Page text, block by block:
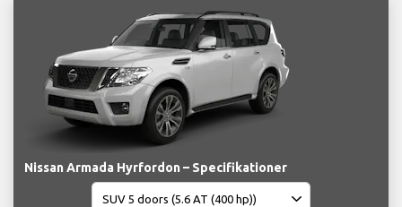
Nissan Armada Hyrfordon – Specifikationer